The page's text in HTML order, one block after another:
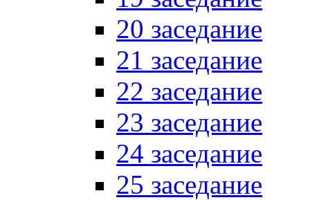
20 заседание
21 заседание
22 заседание
23 заседание
24 заседание
25 заседание